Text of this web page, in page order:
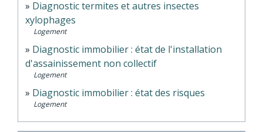
Diagnostic termites et autres insectes
xylophages
Logement
Diagnostic immobilier : état de l'installation
d'assainissement non collectif
Logement
Diagnostic immobilier : état des risques
Logement